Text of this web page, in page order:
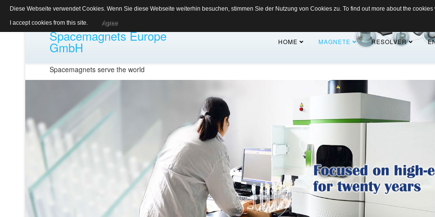
Spacemagnets Europe
GmbH
Spacemagnets serve the world
HOME MAGNETE RESOLVER
Diese Webseite verwendet Cookies. Wenn Sie diese Webseite weiterhin besuchen, stimmen Sie der Nutzung von Cookies zu. To find out more about the
I accept cookies from this site. Agree